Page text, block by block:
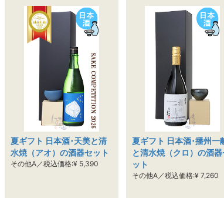
夏ギフト 日本酒･天美と清
水焼（アオ）の酒器セット
その他A／税込価格:¥ 5,390
夏ギフト 日本酒･播州一
と清水焼（クロ）の酒器
ット
その他A／税込価格:¥ 7,260